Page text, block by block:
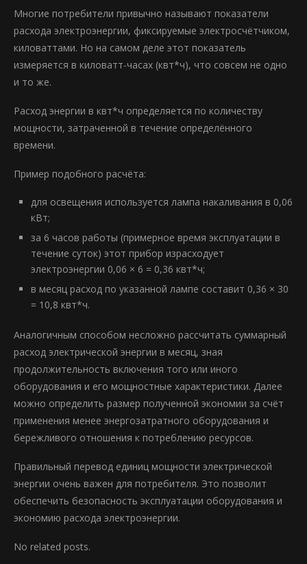
Многие потребители привычно называют показатели
расхода электроэнергии, фиксируемые электросчётчиком,
киловаттами. Но на самом деле этот показатель
измеряется в киловатт-часах (квт*ч), что совсем не одно
и то же.
Расход энергии в квт*ч определяется по количеству
мощности, затраченной в течение определённого
времени.
Пример подобного расчёта:
для освещения используется лампа накаливания в 0,06
кВт;
за 6 часов работы (примерное время эксплуатации в
течение суток) этот прибор израсходует
электроэнергии 0,06 × 6 = 0,36 квт*ч;
в месяц расход по указанной лампе составит 0,36 × 30
= 10,8 квт*ч.
Аналогичным способом несложно рассчитать суммарный
расход электрической энергии в месяц, зная
продолжительность включения того или иного
оборудования и его мощностные характеристики. Далее
можно определить размер полученной экономии за счёт
применения менее энергозатратного оборудования и
бережливого отношения к потреблению ресурсов.
Правильный перевод единиц мощности электрической
энергии очень важен для потребителя. Это позволит
обеспечить безопасность эксплуатации оборудования и
экономию расхода электроэнергии.
No related posts.